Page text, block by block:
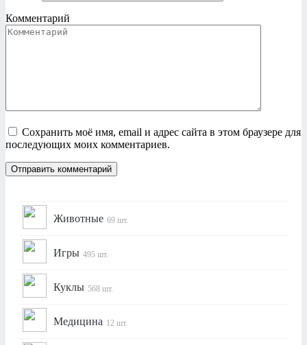
Комментарий
Сохранить моё имя, email и адрес сайта в этом браузере для
последующих моих комментариев.
Животные 69 шт.
Игры 495 шт.
Куклы 568 шт.
Медицина 12 шт.